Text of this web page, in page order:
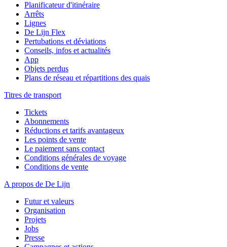
Planificateur d'itinéraire
Arrêts
Lignes
De Lijn Flex
Pertubations et déviations
Conseils, infos et actualités
App
Objets perdus
Plans de réseau et répartitions des quais
Titres de transport
Tickets
Abonnements
Réductions et tarifs avantageux
Les points de vente
Le paiement sans contact
Conditions générales de voyage
Conditions de vente
A propos de De Lijn
Futur et valeurs
Organisation
Projets
Jobs
Presse